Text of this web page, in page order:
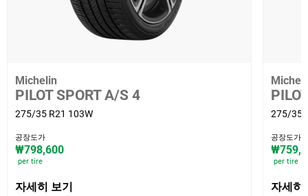
Michelin
PILOT SPORT A/S 4
275/35 R21 103W
공장도가
₩798,600
per tire
자세히 보기
275/35
공장도가
per tire
자세히